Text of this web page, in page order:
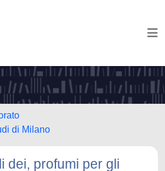
di Milano
dei, profumi per gli